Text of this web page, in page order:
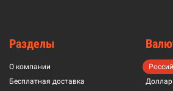
Разделы
О компании
Бесплатная доставка